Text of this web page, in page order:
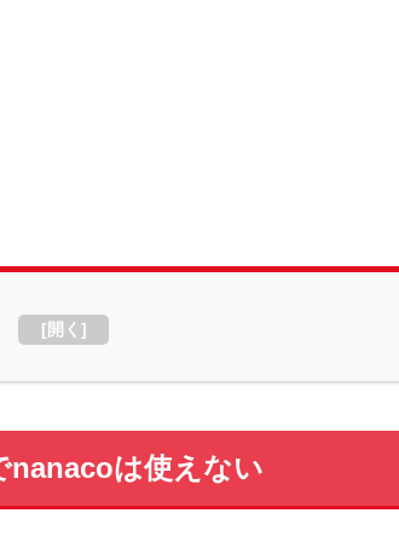
[開く ]
nanacoは使えない